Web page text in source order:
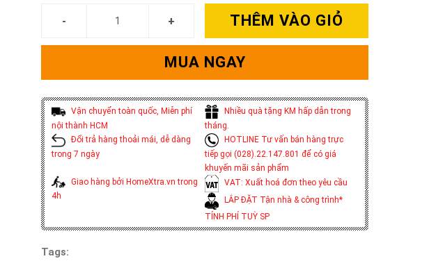
THÊM VÀO GIỎ
MUA NGAY
Vận chuyển toàn quốc, Miễn phí
nội thành HCM
Nhiều quà tặng KM hấp dẫn trong
tháng.
Đổi trả hàng thoải mái, dễ dàng
trong 7 ngày
HOTLINE Tư vấn bán hàng trực
tiếp gọi (028).22.147.801 để có giá
khuyến mãi sản phẩm
Giao hàng bởi HomeXtra.vn trong
4h
VAT: Xuất hoá đơn theo yêu cầu
LẮP ĐẶT Tận nhà & công trình*
TÍNH PHÍ TUỲ SP
Tags: